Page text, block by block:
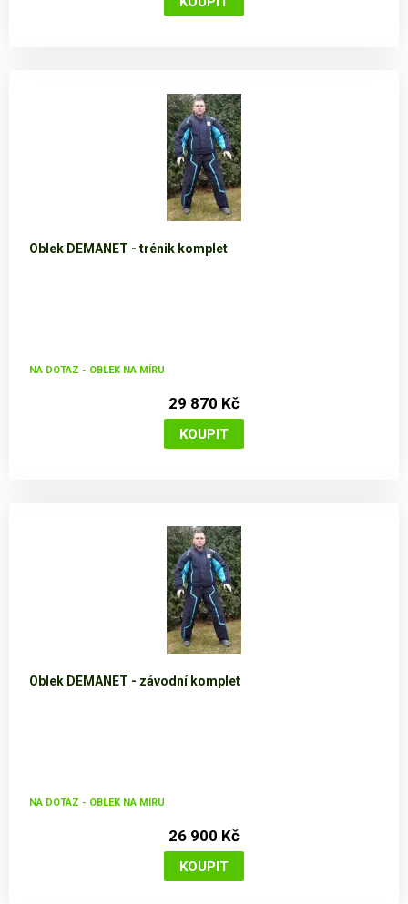
Oblek DEMANET - trénik komplet
NA DOTAZ - OBLEK NA MÍRU
29 870 Kč
Oblek DEMANET - závodní komplet
NA DOTAZ - OBLEK NA MÍRU
26 900 Kč